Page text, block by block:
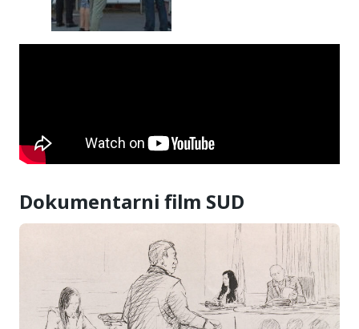
Dokumentarni film SUD